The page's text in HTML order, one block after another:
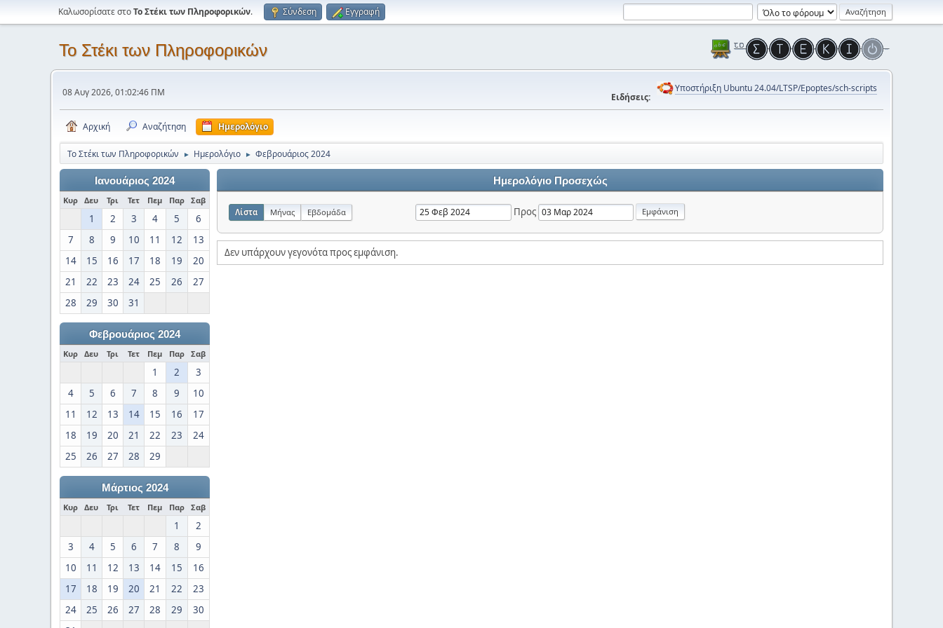
Καλωσορίσατε στοΤο Στέκι των Πληροφορικών. Σύνδεση Εγγραφή
Το Στέκι των Πληροφορικών
08 Αυγ 2026, 01:02:46 ΠΜ Ειδήσεις:
Υποστήριξη Ubuntu 24.04/LTSP/Epoptes/sch-scripts
Αρχική Αναζήτηση Ημερολόγιο
Το Στέκι των Πληροφορικών ► Ημερολόγιο ► Φεβρουάριος 2024
Ιανουάριος 2024
Κυρ Δευ Τρι Τετ Πεμ Παρ Σαβ
1 2 3 4 5
6
7
8 9 10 11 12
13
14
15 16 17 18 19
20
21
22 23 24 25 26
27
28
29 30 31
Φεβρουάριος 2024
Κυρ Δευ Τρι Τετ Πεμ Παρ Σαβ
1 2
3
4
5 6 7 8 9
10
11
12 13 14 15 16
17
18
19 20 21 22 23
24
25
26 27 28 29
Μάρτιος 2024
Κυρ Δευ Τρι Τετ Πεμ Παρ Σαβ
1
2
3
4 5 6 7 8
9
10
11 12 13 14 15
16
17
18 19 20 21 22
23
24
25 26 27 28 29
30
Ημερολόγιο Προσεχώς
Λίστα Μήνας Εβδομάδα Προς
Δεν υπάρχουν γεγονότα προς εμφάνιση.